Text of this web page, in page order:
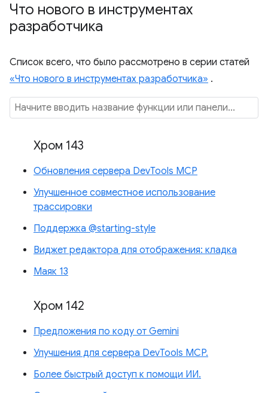
Что нового в инструментах
разработчика
Список всего, что было рассмотрено в серии статей
«Что нового в инструментах разработчика» .
Хром 143
Обновления сервера DevTools MCP
Улучшенное совместное использование
трассировки
Поддержка @starting-style
Виджет редактора для отображения: кладка
Маяк 13
Хром 142
Предложения по коду от Gemini
Улучшения для сервера DevTools MCP.
Более быстрый доступ к помощи ИИ.